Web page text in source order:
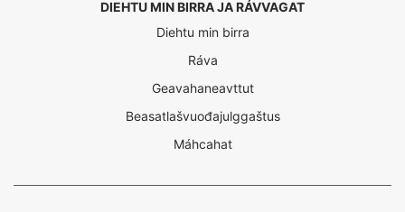
DIEHTU MIN BIRRA JA RÁVVAGAT
Diehtu min birra
Ráva
Geavahaneavttut
Beasatlašvuođajulggaštus
Máhcahat